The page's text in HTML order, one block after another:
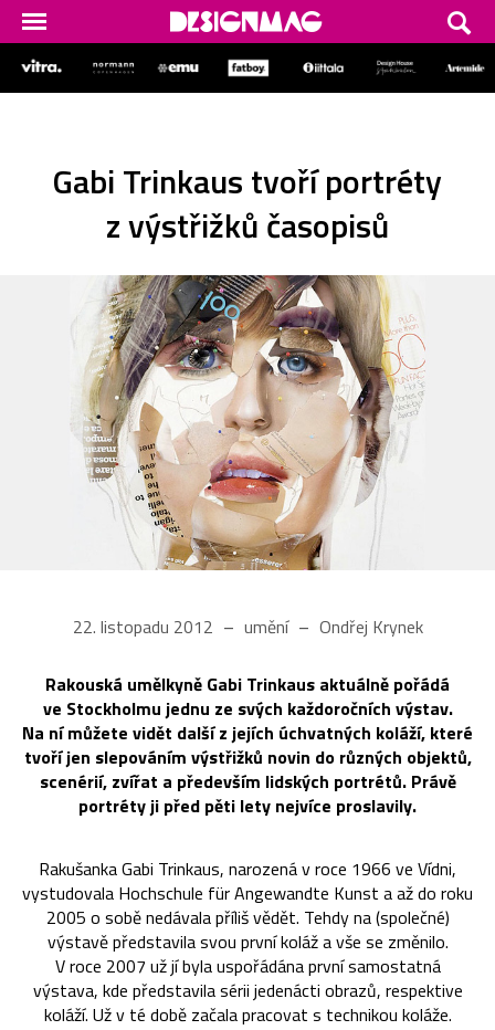
Gabi Trinkaus tvoří portréty
z výstřižků časopisů
22. listopadu 2012 umění Ondřej Krynek
Rakouská umělkyně Gabi Trinkaus aktuálně pořádá
ve Stockholmu jednu ze svých každoročních výstav.
Na ní můžete vidět další z jejích úchvatných koláží, které
tvoří jen slepováním výstřižků novin do různých objektů,
scenérií, zvířat a především lidských portrétů. Právě
portréty ji před pěti lety nejvíce proslavily.
Rakušanka Gabi Trinkaus, narozená v roce 1966 ve Vídni,
vystudovala Hochschule für Angewandte Kunst a až do roku
2005 o sobě nedávala příliš vědět. Tehdy na (společné)
výstavě představila svou první koláž a vše se změnilo.
V roce 2007 už jí byla uspořádána první samostatná
výstava, kde představila sérii jedenácti obrazů, respektive
koláží. Už v té době začala pracovat s technikou koláže.